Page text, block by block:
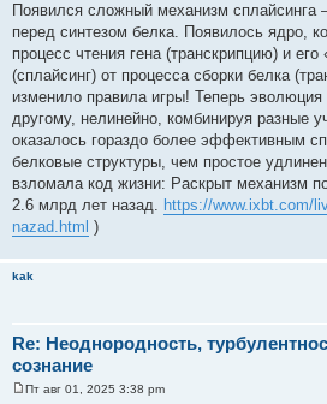
Появился сложный механизм сплайсинга
перед синтезом белка. Появилось ядро,
процесс чтения гена (транскрипцию) и его
(сплайсинг) от процесса сборки белка
изменило правила игры! Теперь
другому, нелинейно, комбинируя разные
оказалось гораздо более эффективным
белковые структуры, чем простое
взломала код жизни: Раскрыт механизм
2.6 млрд лет назад. https://www.ixbt.com/
nazad.html )
kak
Re: Неоднородность,
сознание
Пт авг 01, 2025 3:38 pm